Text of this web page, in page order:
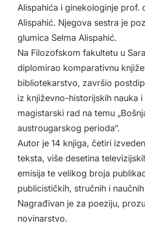
Alispahića i ginekologinje prof.
Alispahić. Njegova sestra je
glumica Selma Alispahić.
Na Filozofskom fakultetu u
diplomirao komparativnu
bibliotekarstvo, završio
iz književno-historijskih nauka
magistarski rad na temu
austrougarskog perioda“.
Autor je 14 knjiga, četiri
teksta, više desetina
emisija te velikog broja
publicističkih, stručnih i
Nagrađivan je za poeziju,
novinarstvo.